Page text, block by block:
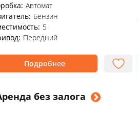
Автомат
Бензин
5
Передний
Подробнее
без залога